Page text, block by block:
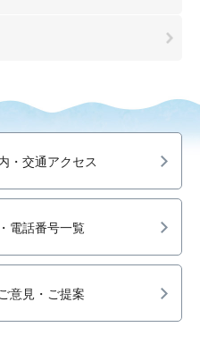
・交通アクセス
電話番号一覧
意見・ご提案